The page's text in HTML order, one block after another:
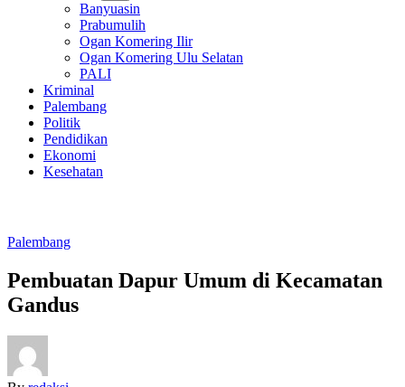
Banyuasin
Prabumulih
Ogan Komering Ilir
Ogan Komering Ulu Selatan
PALI
Kriminal
Palembang
Politik
Pendidikan
Ekonomi
Kesehatan
Palembang
Pembuatan Dapur Umum di Kecamatan
Gandus